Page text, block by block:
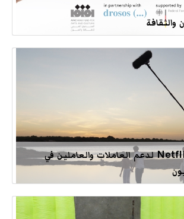
والثقافة
برنامج آفاق -Netflix لدعم العاملات والعاملين في